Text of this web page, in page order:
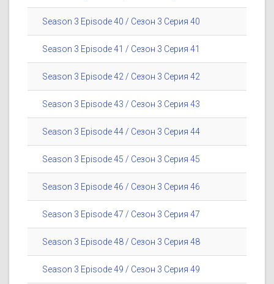
Season 3 Episode 40 / Сезон 3 Серия 40
Season 3 Episode 41 / Сезон 3 Серия 41
Season 3 Episode 42 / Сезон 3 Серия 42
Season 3 Episode 43 / Сезон 3 Серия 43
Season 3 Episode 44 / Сезон 3 Серия 44
Season 3 Episode 45 / Сезон 3 Серия 45
Season 3 Episode 46 / Сезон 3 Серия 46
Season 3 Episode 47 / Сезон 3 Серия 47
Season 3 Episode 48 / Сезон 3 Серия 48
Season 3 Episode 49 / Сезон 3 Серия 49